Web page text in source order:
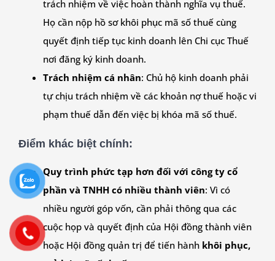
trách nhiệm về việc hoàn thành nghĩa vụ thuế.
Họ cần nộp hồ sơ khôi phục mã số thuế cùng
quyết định tiếp tục kinh doanh lên Chi cục Thuế
nơi đăng ký kinh doanh.
Trách nhiệm cá nhân: Chủ hộ kinh doanh phải
tự chịu trách nhiệm về các khoản nợ thuế hoặc vi
phạm thuế dẫn đến việc bị khóa mã số thuế.
Điểm khác biệt chính:
Quy trình phức tạp hơn đối với công ty cổ
phần và TNHH có nhiều thành viên: Vì có
nhiều người góp vốn, cần phải thông qua các
cuộc họp và quyết định của Hội đồng thành viên
hoặc Hội đồng quản trị để tiến hành khôi phục,